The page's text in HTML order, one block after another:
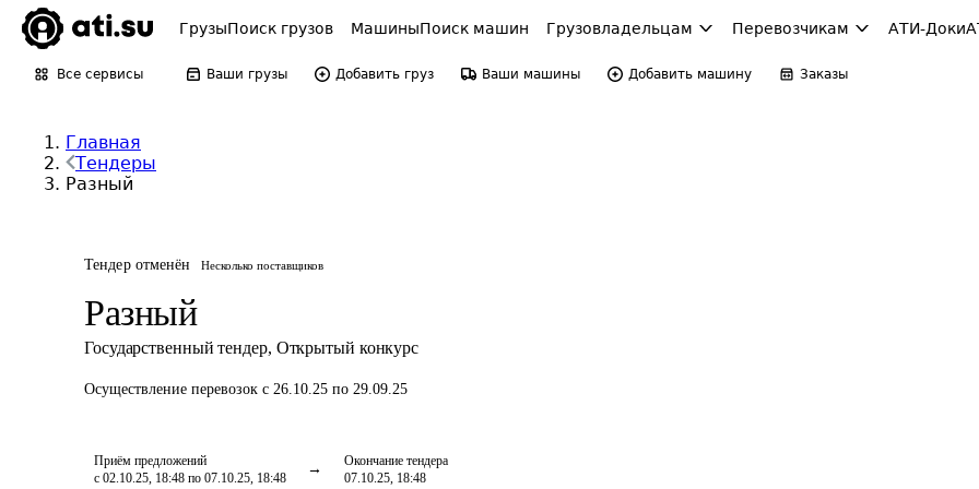
ГрузыПоиск грузов МашиныПоиск машин Грузовладельцам Перевозчикам АТИ-Доки
Все сервисы Ваши грузы Добавить груз Ваши машины Добавить машину Заказы
Главная
Тендеры
Разный
Тендер отменён Несколько поставщиков
Разный
Государственный тендер, Открытый конкурс
Осуществление перевозок с 26.10.25 по 29.09.25
Приём предложений
с 02.10.25, 18:48 по 07.10.25, 18:48
Окончание тендера
07.10.25, 18:48